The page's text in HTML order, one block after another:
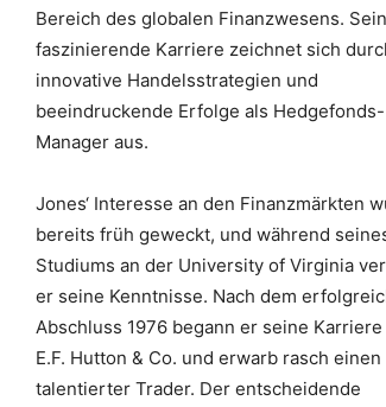
Bereich des globalen Finanzwesens.
faszinierende Karriere zeichnet sich
innovative Handelsstrategien und
beeindruckende Erfolge als Hedgefonds-
Manager aus.
Jones‘ Interesse an den Finanzmärkten
bereits früh geweckt, und während
Studiums an der University of Virginia
er seine Kenntnisse. Nach dem
Abschluss 1976 begann er seine
E.F. Hutton & Co. und erwarb rasch einen
talentierter Trader. Der entscheidende